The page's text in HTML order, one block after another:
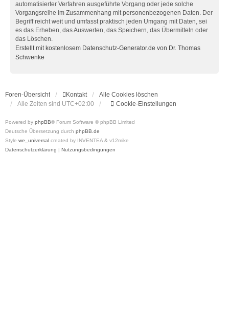
automatisierter Verfahren ausgeführte Vorgang oder jede solche
Vorgangsreihe im Zusammenhang mit personenbezogenen Daten. Der
Begriff reicht weit und umfasst praktisch jeden Umgang mit Daten, sei
es das Erheben, das Auswerten, das Speichern, das Übermitteln oder
das Löschen.
Erstellt mit kostenlosem Datenschutz-Generator.de von Dr. Thomas
Schwenke
Foren-Übersicht Kontakt
Alle Cookies löschen
Alle Zeiten sind UTC+02:00 Cookie-Einstellungen
Powered by phpBB® Forum Software © phpBB Limited
Deutsche Übersetzung durch phpBB.de
Style we_universal created by INVENTEA & v12mike
Datenschutzerklärung | Nutzungsbedingungen